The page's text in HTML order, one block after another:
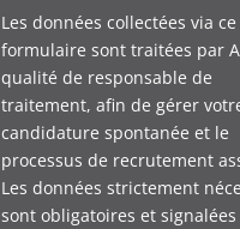
u
n
i
t
é
p
r
o
Les données collectées via ce
formulaire sont traitées par
qualité de responsable de
traitement, afin de gérer
candidature spontanée et le
processus de recrutement
Les données strictement
sont obligatoires et